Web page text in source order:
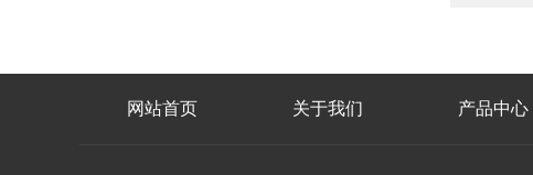
网站首页 关于我们 产品中心